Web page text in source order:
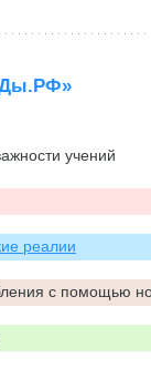
учений
реалии
с помощью